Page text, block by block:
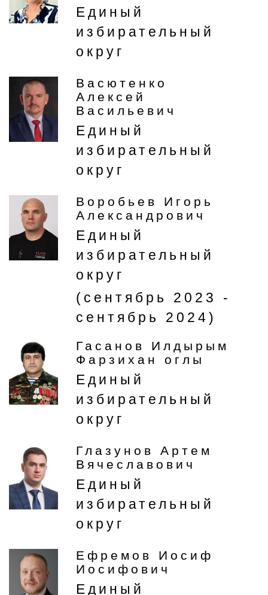
Единый
избирательный
округ
Васютенко
Алексей
Васильевич
Единый
избирательный
округ
Воробьев Игорь
Александрович
Единый
избирательный
округ
(сентябрь 2023 -
сентябрь 2024)
Гасанов Илдырым
Фарзихан оглы
Единый
избирательный
округ
Глазунов Артем
Вячеславович
Единый
избирательный
округ
Ефремов Иосиф
Иосифович
Единый